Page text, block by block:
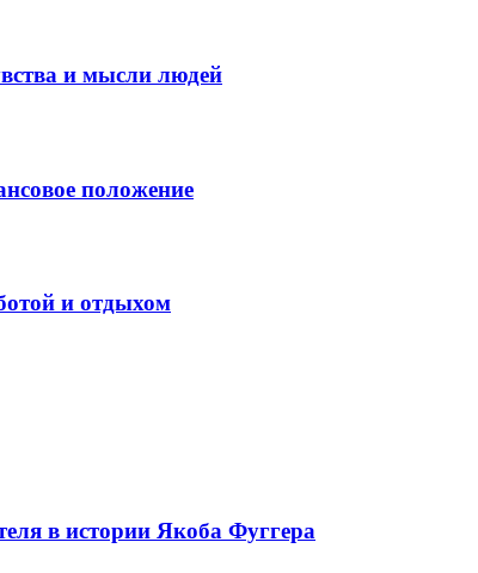
и мысли людей
положение
и отдыхом
в истории Якоба Фуггера